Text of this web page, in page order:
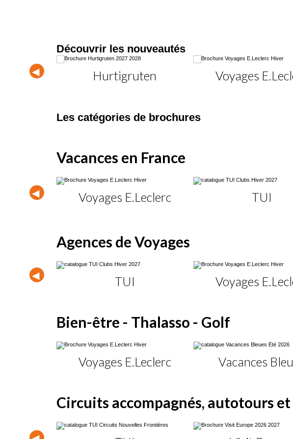
Découvrir les nouveautés
Hurtigruten Voyages
Les catégories debrochures
Vacances en France
Voyages E.Leclerc TUI
Agences de Voyages
TUI Voyages
Bien-être - Thalasso - Golf
Voyages E.Leclerc Vacances
Circuits accompagnés, autotours